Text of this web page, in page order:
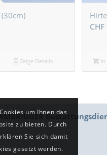
Zeige Details
CHF
um Ihnen das
zu bieten. Durch
Sie sich damit
gesetzt werden.